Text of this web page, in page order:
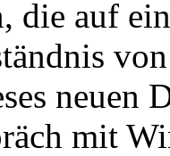
die auf
neuen
mit